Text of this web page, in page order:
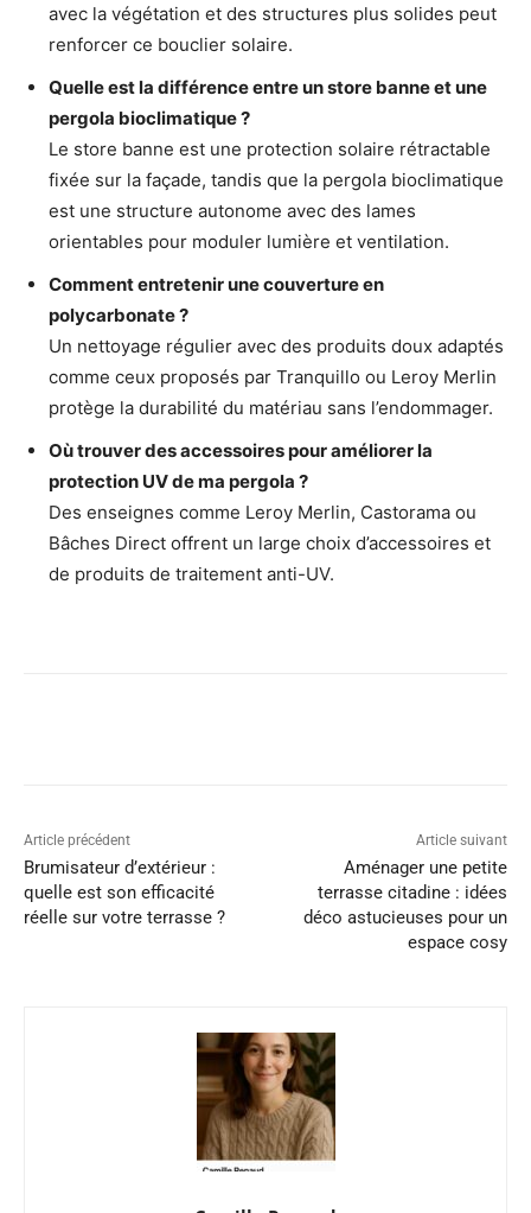
avec la végétation et des structures plus solides peut
renforcer ce bouclier solaire.
Quelle est la différence entre un store banne et une
pergola bioclimatique ?
Le store banne est une protection solaire rétractable
fixée sur la façade, tandis que la pergola bioclimatique
est une structure autonome avec des lames
orientables pour moduler lumière et ventilation.
Comment entretenir une couverture en
polycarbonate ?
Un nettoyage régulier avec des produits doux adaptés
comme ceux proposés par Tranquillo ou Leroy Merlin
protège la durabilité du matériau sans l’endommager.
Où trouver des accessoires pour améliorer la
protection UV de ma pergola ?
Des enseignes comme Leroy Merlin, Castorama ou
Bâches Direct offrent un large choix d’accessoires et
de produits de traitement anti-UV.
Article précédent
Brumisateur d’extérieur :
quelle est son efficacité
réelle sur votre terrasse ?
Article suivant
Aménager une petite
terrasse citadine : idées
déco astucieuses pour un
espace cosy